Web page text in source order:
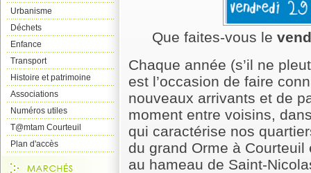
Urbanisme
Déchets
Enfance
Transport
Histoire et patrimoine
Associations
Numéros utiles
T@mtam Courteuil
Plan d'accès
Que faites-vous le
Chaque année (s’il ne
est l’occasion de faire
nouveaux arrivants et de
moment entre voisins,
qui caractérise nos
du grand Orme à
au hameau de Saint-